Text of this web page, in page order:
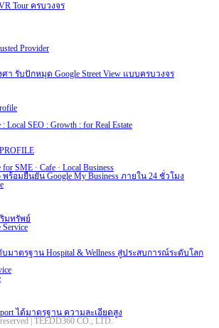
Tour ครบวงจร
Provider
า รับปักหมุด Google Street View แบบครบวงจร
Local SEO : Growth : for Real Estate
SME · Cafe · Local Business
ร้อมยืนยัน Google My Business ภายใน 24 ชั่วโมง
มทรัพย์
Service
บมาตรฐาน Hospital & Wellness สู่ประสบการณ์ระดับโลก
ได้มาตรฐาน ความละเอียดสูง
| TEEDD360 CO., LTD.